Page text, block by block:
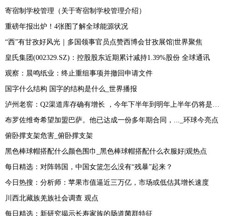
寄宿制学校管理（关于寄宿制学校管理介绍）
重磅年报出炉！4张图了解全球能源状况
“西”有甘孜好风光｜多国领事官员点赞西博会甘孜展馆|世界聚焦
皇氏集团(002329.SZ)：控股股东近期累计减持1.39%股份 全球通讯
观察：晨鸣纸业：终止重组事项并撤回申请文件
国字什么结构 国字的结构是什么_世界播报
泸州老窖：Q2渠道库存确有增长 ，今年下半年到明年上半年仍将是行业相对困难期
布罗佐维奇希望加盟巴萨。他已达成一份多年期合同，..._环球今亮点
俯卧撑支架危害_俯卧撑支架
黑色棒球帽搭配什么颜色围巾_黑色棒球帽搭配什么衣服好|观热点
每日精选：对阵韩国，中国女篮怎么没有“残暴”起来？
今日热搜：分析师：苹果市值逼近三万亿，市场或低估其增长速度
川西北藏族羌族社会调查 观点
每日精选：新研究揭示长寿家族的肠道菌群特征